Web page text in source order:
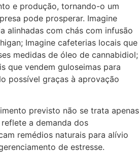
e produção, tornando-o um
pode prosperar. Imagine
alinhadas com chás com infusão
Imagine cafeterias locais que
medidas de óleo de cannabidiol;
que vendem guloseimas para
possível graças à aprovação
previsto não se trata apenas
a demanda dos
remédios naturais para alívio
de estresse.